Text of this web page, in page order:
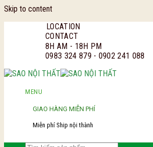
Skip to content
LOCATION
CONTACT
8H AM - 18H PM
0983 324 879 - 0902 241 088
MENU
GIAO HÀNG MIỄN PHÍ
Miễn phí Ship nội thành